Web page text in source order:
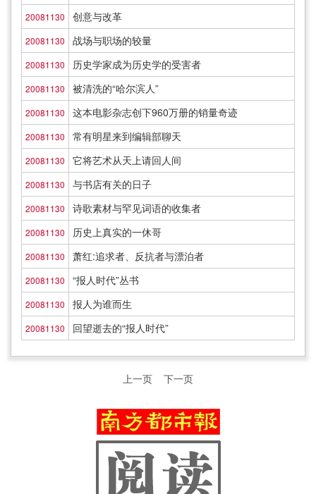
20081130 创意与改革
20081130 战场与职场的较量
20081130 历史学家成为历史学的受害者
20081130 被清洗的“哈尔滨人”
20081130 这本电影杂志创下960万册的销量奇迹
20081130 常有明星来到编辑部聊天
20081130 它将艺术从天上请回人间
20081130 与书店有关的日子
20081130 诗歌素材与罕见词语的收集者
20081130 历史上真实的一休哥
20081130 萧红:追求者、反抗者与漂泊者
20081130 “报人时代”丛书
20081130 报人为谁而生
20081130 回望逝去的“报人时代”
上一页 下一页